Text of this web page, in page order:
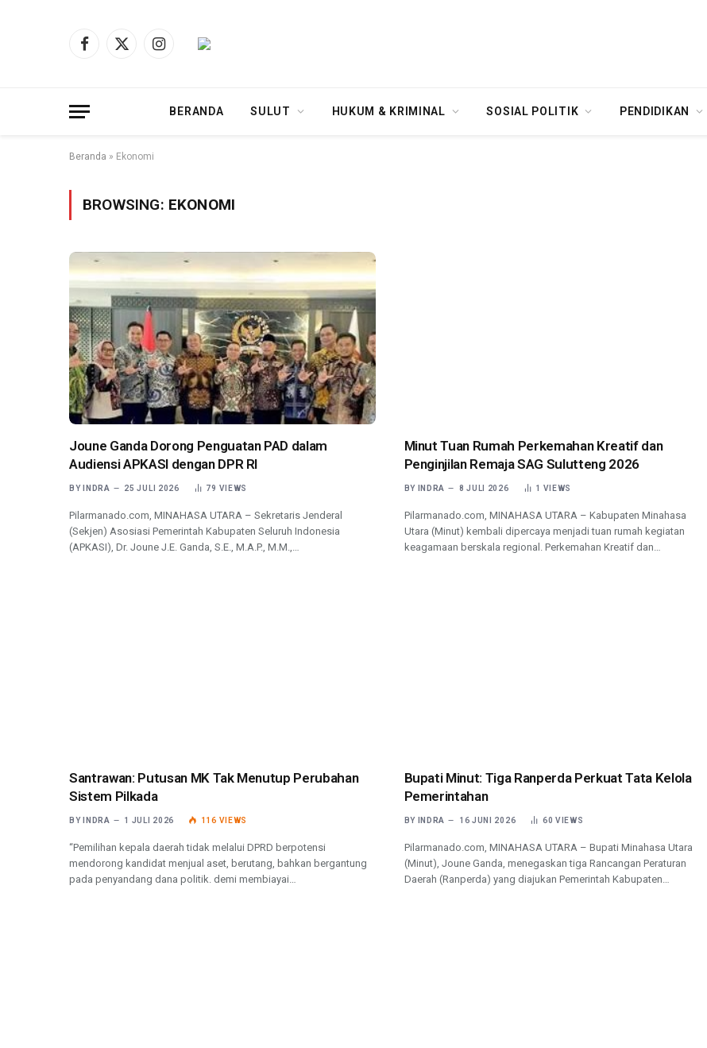
Facebook
X
Instagram
BERANDA SULUT HUKUM & KRIMINAL SOSIAL POLITIK PENDIDIKAN
Beranda » Ekonomi
BROWSING: EKONOMI
Joune Ganda Dorong Penguatan PAD dalam
Audiensi APKASI dengan DPR RI
BY INDRA 25 JULI 2026 79 VIEWS
Pilarmanado.com, MINAHASA UTARA – Sekretaris Jenderal
(Sekjen) Asosiasi Pemerintah Kabupaten Seluruh Indonesia
(APKASI), Dr. Joune J.E. Ganda, S.E., M.A.P., M.M.,…
Minut Tuan Rumah Perkemahan Kreatif dan
Penginjilan Remaja SAG Sulutteng 2026
BY INDRA 8 JULI 2026 1 VIEWS
Pilarmanado.com, MINAHASA UTARA – Kabupaten Minahasa
Utara (Minut) kembali dipercaya menjadi tuan rumah kegiatan
keagamaan berskala regional. Perkemahan Kreatif dan…
Santrawan: Putusan MK Tak Menutup Perubahan
Sistem Pilkada
BY INDRA 1 JULI 2026 116 VIEWS
“Pemilihan kepala daerah tidak melalui DPRD berpotensi
mendorong kandidat menjual aset, berutang, bahkan bergantung
pada penyandang dana politik. demi membiayai…
Bupati Minut: Tiga Ranperda Perkuat Tata Kelola
Pemerintahan
BY INDRA 16 JUNI 2026 60VIEWS
Pilarmanado.com, MINAHASA UTARA – Bupati Minahasa Utara
(Minut), Joune Ganda, menegaskan tiga Rancangan Peraturan
Daerah (Ranperda) yang diajukan Pemerintah Kabupaten…